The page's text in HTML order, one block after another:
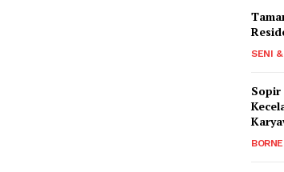
SENI &
Sopir